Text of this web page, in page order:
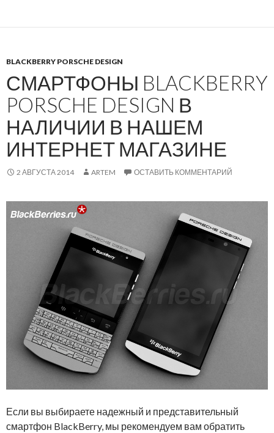
BLACKBERRY PORSCHE DESIGN
СМАРТФОНЫ BLACKBERRY
PORSCHE DESIGN В
НАЛИЧИИ В НАШЕМ
ИНТЕРНЕТ МАГАЗИНЕ
2 АВГУСТА 2014 ARTEM ОСТАВИТЬ КОММЕНТАРИЙ
Если вы выбираете надежный и представительный
смартфон BlackBerry, мы рекомендуем вам обратить